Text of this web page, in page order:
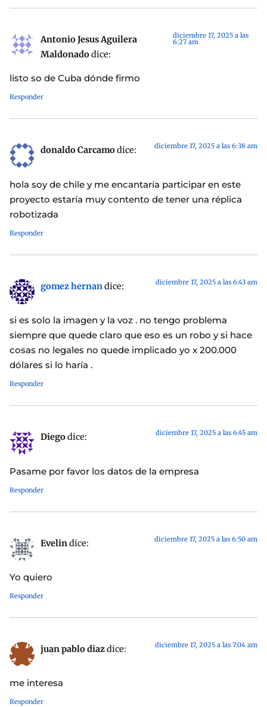
Antonio Jesus Aguilera
Maldonadodice:
diciembre 17, 2025 a las
6:27 am
listo so de Cuba dónde firmo
Responder
donaldo Carcamodice: diciembre 17, 2025 a las 6:38 am
hola soy de chile y me encantaría participar en este
proyecto estaría muy contento de tener una réplica
robotizada
Responder
gomez hernandice: diciembre 17, 2025 a las 6:43 am
si es solo la imagen y la voz . no tengo problema
siempre que quede claro que eso es un robo y si hace
cosas no legales no quede implicado yo x 200.000
dólares si lo haría .
Responder
Diegodice: diciembre 17, 2025 a las 6:45 am
Pasame por favor los datos de la empresa
Responder
Evelin dice: diciembre 17, 2025 a las 6:50 am
Yo quiero
Responder
juan pablo diazdice: diciembre 17, 2025 a las 7:04 am
me interesa
Responder